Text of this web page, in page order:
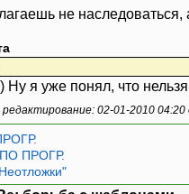
не наследоваться,
Ну я уже понял, что нельзя
02-01-2010
ПРОГР.